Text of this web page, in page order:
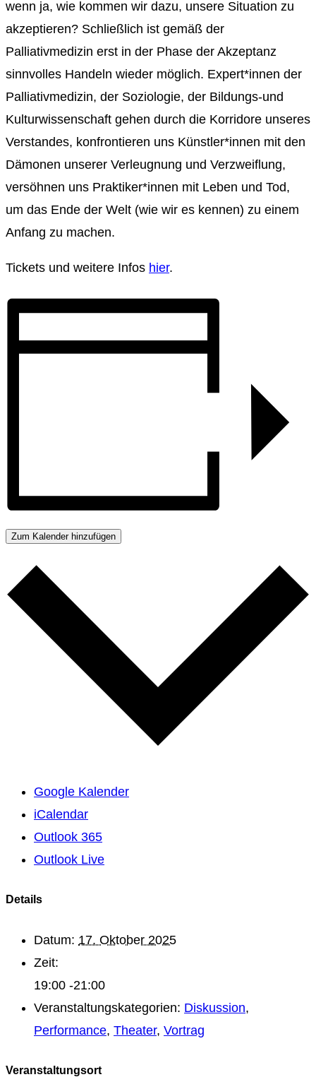
wenn ja, wie kommen wir dazu, unsere Situation zu
akzeptieren? Schließlich ist gemäß der
Palliativmedizin erst in der Phase der Akzeptanz
sinnvolles Handeln wieder möglich. Expert*innen der
Palliativmedizin, der Soziologie, der Bildungs-und
Kulturwissenschaft gehen durch die Korridore unseres
Verstandes, konfrontieren uns Künstler*innen mit den
Dämonen unserer Verleugnung und Verzweiflung,
versöhnen uns Praktiker*innen mit Leben und Tod,
um das Ende der Welt (wie wir es kennen) zu einem
Anfang zu machen.
Tickets und weitere Infos hier.
Zum Kalender hinzufügen
Google Kalender
iCalendar
Outlook 365
Outlook Live
Details
Datum: 17. Oktober 2025
Zeit:
19:00 -21:00
Veranstaltungskategorien: Diskussion,
Performance, Theater, Vortrag
Veranstaltungsort